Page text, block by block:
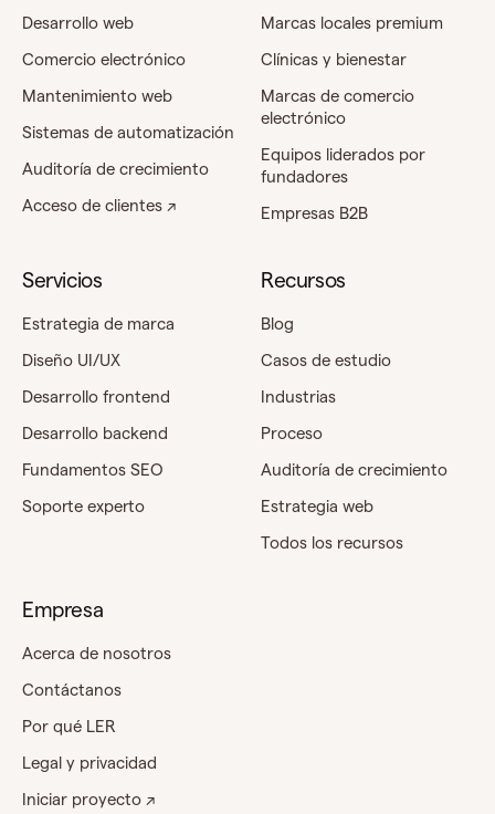
Desarrollo web
Comercio electrónico
Mantenimiento web
Sistemas de automatización
Auditoría de crecimiento
Acceso de clientes ↗
Marcas locales premium
Clínicas y bienestar
Marcas de comercio
electrónico
Equipos liderados por
fundadores
Empresas B2B
Servicios
Estrategia de marca
Diseño UI/UX
Desarrollo frontend
Desarrollo backend
Fundamentos SEO
Soporte experto
Recursos
Blog
Casos de estudio
Industrias
Proceso
Auditoría de crecimiento
Estrategia web
Todos los recursos
Empresa
Acerca de nosotros
Contáctanos
Por qué LER
Legal y privacidad
Iniciar proyecto ↗